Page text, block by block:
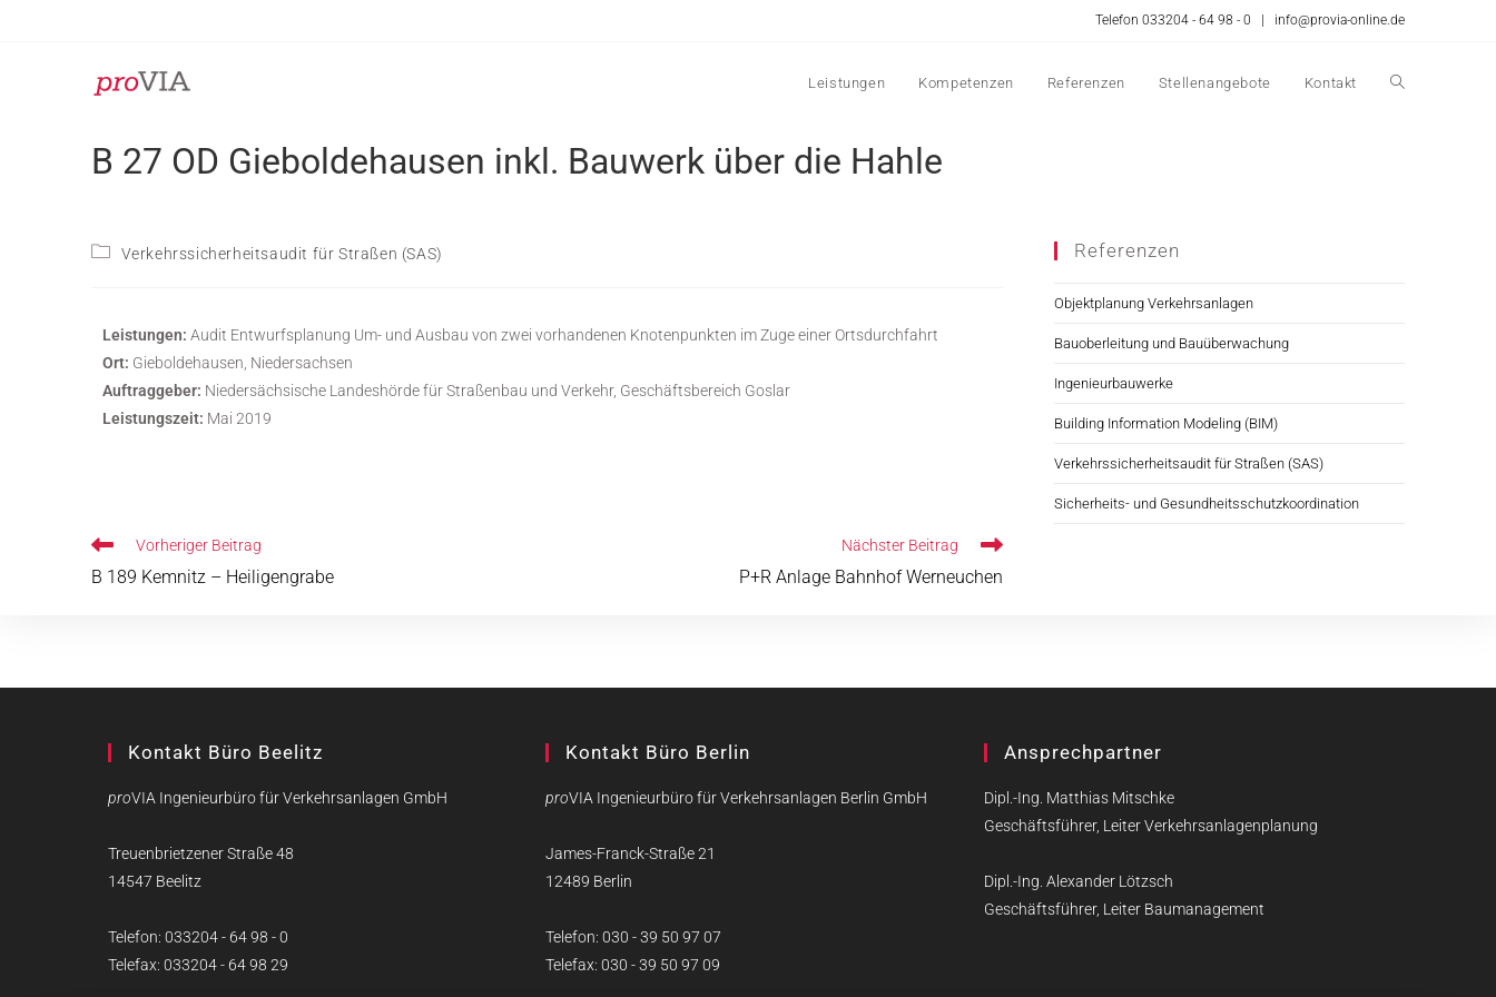
Telefon 033204 - 64 98 - 0 | info@provia-online.de
Leistungen Kompetenzen Referenzen Stellenangebote Kontakt
B 27 OD Gieboldehausen inkl. Bauwerk über die Hahle
Verkehrssicherheitsaudit für Straßen (SAS)
Leistungen: Audit Entwurfsplanung Um- und Ausbau von zwei vorhandenen Knotenpunkten im Zuge einer Ortsdurchfahrt
Ort: Gieboldehausen, Niedersachsen
Auftraggeber: Niedersächsische Landeshörde für Straßenbau und Verkehr, Geschäftsbereich Goslar
Leistungszeit: Mai 2019
Vorheriger Beitrag
B 189 Kemnitz – Heiligengrabe
Nächster Beitrag
P+R Anlage Bahnhof Werneuchen
Referenzen
Objektplanung Verkehrsanlagen
Bauoberleitung und Bauüberwachung
Ingenieurbauwerke
Building Information Modeling (BIM)
Verkehrssicherheitsaudit für Straßen (SAS)
Sicherheits- und Gesundheitsschutzkoordination
Kontakt Büro Beelitz
proVIA Ingenieurbüro für Verkehrsanlagen GmbH
Treuenbrietzener Straße 48
14547 Beelitz
Telefon: 033204 - 64 98 - 0
Telefax: 033204 - 64 98 29
Kontakt Büro Berlin
proVIA Ingenieurbüro für Verkehrsanlagen Berlin GmbH
James-Franck-Straße 21
12489 Berlin
Telefon: 030 - 39 50 97 07
Telefax: 030 - 39 50 97 09
Ansprechpartner
Dipl.-Ing. Matthias Mitschke
Geschäftsführer, Leiter Verkehrsanlagenplanung
Dipl.-Ing. Alexander Lötzsch
Geschäftsführer, Leiter Baumanagement